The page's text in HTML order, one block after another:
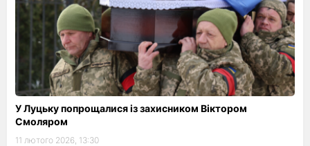
У Луцьку попрощалися із захисником Віктором
Смоляром
11 лютого 2026, 13:30